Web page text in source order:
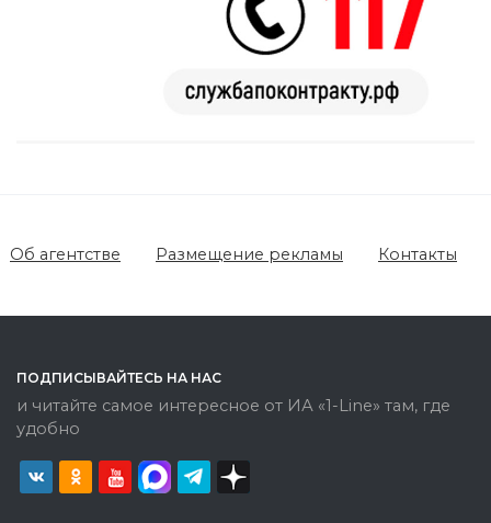
Об агентстве Размещение рекламы Контакты
ПОДПИСЫВАЙТЕСЬ НА НАС
и читайте самое интересное от ИА «1-Line» там, где
удобно